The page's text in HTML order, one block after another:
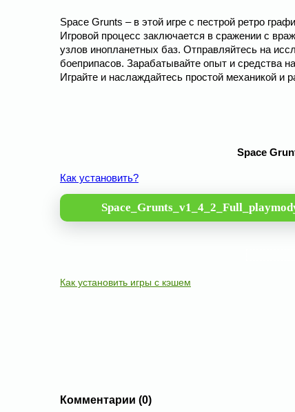
Space Grunts – в этой игре с пестрой ретро
Игровой процесс заключается в сражении с
узлов инопланетных баз. Отправляйтесь на
боеприпасов. Зарабатывайте опыт и средства
Играйте и наслаждайтесь простой механикой и
Space
Как установить?
Как установить игры с кэшем
Комментарии (0)